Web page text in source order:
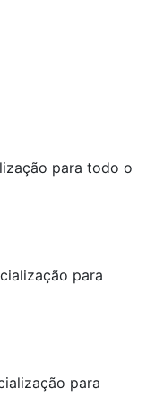
para todo o
para
para